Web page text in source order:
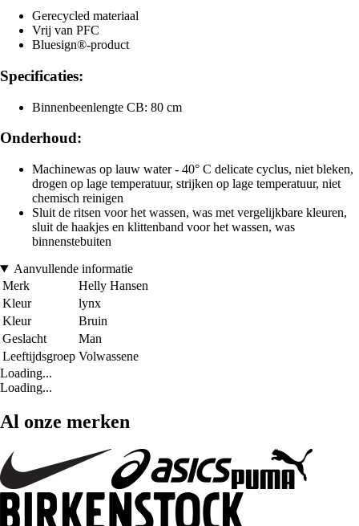
Gerecycled materiaal
Vrij van PFC
Bluesign®-product
Specificaties:
Binnenbeenlengte CB: 80 cm
Onderhoud:
Machinewas op lauw water - 40° C delicate cyclus, niet bleken,
drogen op lage temperatuur, strijken op lage temperatuur, niet
chemisch reinigen
Sluit de ritsen voor het wassen, was met vergelijkbare kleuren,
sluit de haakjes en klittenband voor het wassen, was
binnenstebuiten
Aanvullende informatie
Merk
Helly Hansen
Kleur
lynx
Kleur
Bruin
Geslacht
Man
Leeftijdsgroep Volwassene
Loading...
Loading...
Al onze merken